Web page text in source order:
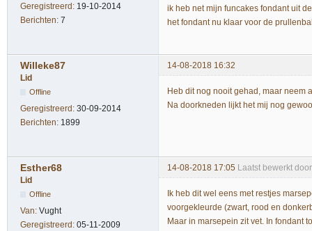
Geregistreerd: 19-10-2014
Berichten: 7
ik heb net mijn funcakes fondant uit
het fondant nu klaar voor de
Willeke87
14-08-2018 16:32
Lid
Offline
Geregistreerd: 30-09-2014
Berichten: 1899
Heb dit nog nooit gehad, maar neem
Na doorkneden lijkt het mij nog
Esther68 14-08-2018 17:05 Laatst bewerkt
Lid
Offline
Van: Vught
Geregistreerd: 05-11-2009
Ik heb dit wel eens met restjes
voorgekleurde (zwart, rood en
Maar in marsepein zit vet. In fondant